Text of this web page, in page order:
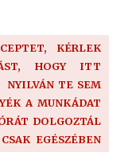
KÉRLEK
HOGY ITT
NYILVÁN TE SEM
A MUNKÁDAT
DOLGOZTÁL
EGÉSZÉBEN